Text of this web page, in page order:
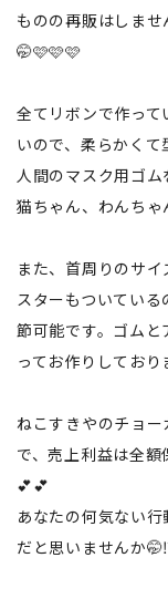
ものの再販はしま
🤭🩷🩷🩷
全てリボンで作って
いので、柔らかくて
人間のマスク用ゴム
猫ちゃん、わんちゃ
また、首周りのサ
スターもついてい
節可能です。ゴムと
ってお作りしており
ねこすきやのチョ
で、売上利益は全
💕💕
あなたの何気ない
だと思いませんか